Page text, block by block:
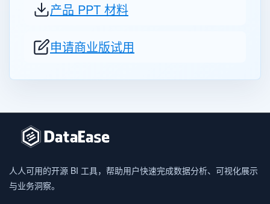
产品 PPT 材料
申请商业版试用
人人可用的开源 BI 工具，帮助用户快速完成数据分析、可视化展示
与业务洞察。